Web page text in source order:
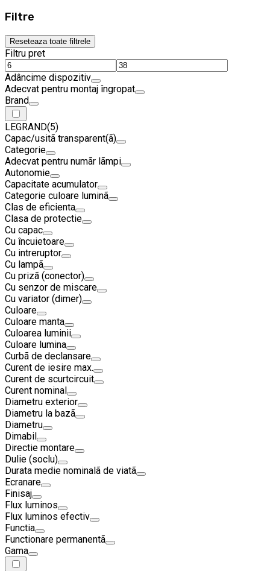
Filtre
Reseteaza toate filtrele
Filtru pret
Adâncime dispozitiv
Adecvat pentru montaj îngropat
Brand
LEGRAND(5)
Capac/usitã transparent(ã)
Categorie
Adecvat pentru numãr lãmpi
Autonomie
Capacitate acumulator
Categorie culoare luminã
Clas de eficienta
Clasa de protectie
Cu capac
Cu încuietoare
Cu intreruptor
Cu lampã
Cu prizã (conector)
Cu senzor de miscare
Cu variator (dimer)
Culoare
Culoare manta
Culoarea luminii
Culoare lumina
Curbã de declansare
Curent de iesire max.
Curent de scurtcircuit
Curent nominal
Diametru exterior
Diametru la bazã
Diametru
Dimabil
Directie montare
Dulie (soclu)
Durata medie nominalã de viatã
Ecranare
Finisaj
Flux luminos
Flux luminos efectiv
Functia
Functionare permanentã
Gama